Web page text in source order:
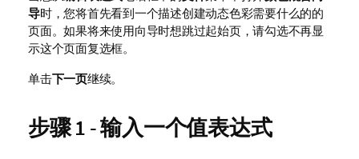
导时，您将首先看到一个描述创建动态色彩需要什么的的
页面。如果将来使用向导时想跳过起始页，请勾选不再显
示这个页面复选框。
单击下一页继续。
步骤 1 - 输入一个值表达式